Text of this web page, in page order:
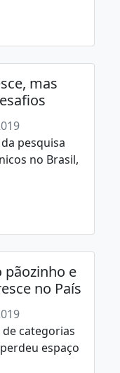
mas
pesquisa
no Brasil,
pãozinho e
no País
categorias
espaço